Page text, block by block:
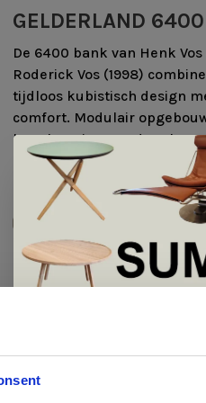
GELDERLAND 6400
De 6400 bank van Henk
Roderick Vos (1998)
tijdloos kubistisch design
comfort. Modulair
leverbaar in meerdere
hoogtes, volledig Nederlands
geproduceerd in Culemborg
bodem:
De Summer